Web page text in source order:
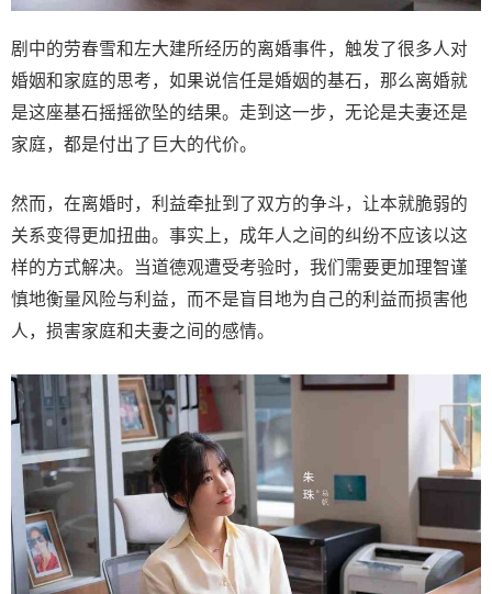
剧中的劳春雪和左大建所经历的离婚事件，触发了很多人对
婚姻和家庭的思考，如果说信任是婚姻的基石，那么离婚就
是这座基石摇摇欲坠的结果。走到这一步，无论是夫妻还是
家庭，都是付出了巨大的代价。
然而，在离婚时，利益牵扯到了双方的争斗，让本就脆弱的
关系变得更加扭曲。事实上，成年人之间的纠纷不应该以这
样的方式解决。当道德观遭受考验时，我们需要更加理智谨
慎地衡量风险与利益，而不是盲目地为自己的利益而损害他
人，损害家庭和夫妻之间的感情。